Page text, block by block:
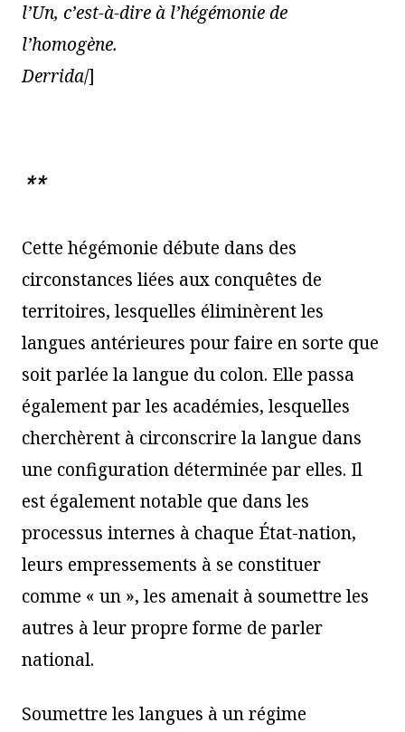
l’Un, c’est-à-dire à l’hégémonie de
l’homogène.
Derrida/]
**
Cette hégémonie débute dans des
circonstances liées aux conquêtes de
territoires, lesquelles éliminèrent les
langues antérieures pour faire en sorte que
soit parlée la langue du colon. Elle passa
également par les académies, lesquelles
cherchèrent à circonscrire la langue dans
une configuration déterminée par elles. Il
est également notable que dans les
processus internes à chaque État-nation,
leurs empressements à se constituer
comme « un », les amenait à soumettre les
autres à leur propre forme de parler
national.
Soumettre les langues à un régime